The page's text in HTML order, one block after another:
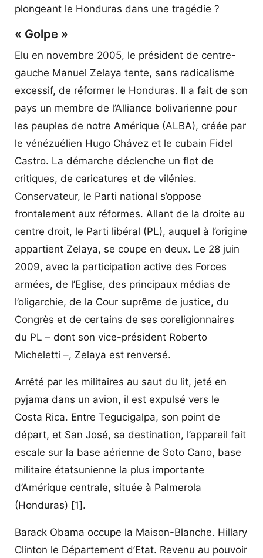
plongeant le Honduras dans une tragédie ?
« Golpe »
Elu en novembre 2005, le président de centre-
gauche Manuel Zelaya tente, sans radicalisme
excessif, de réformer le Honduras. Il a fait de son
pays un membre de l’Alliance bolivarienne pour
les peuples de notre Amérique (ALBA), créée par
le vénézuélien Hugo Chávez et le cubain Fidel
Castro. La démarche déclenche un flot de
critiques, de caricatures et de vilénies.
Conservateur, le Parti national s’oppose
frontalement aux réformes. Allant de la droite au
centre droit, le Parti libéral (PL), auquel à l’origine
appartient Zelaya, se coupe en deux. Le 28 juin
2009, avec la participation active des Forces
armées, de l’Eglise, des principaux médias de
l’oligarchie, de la Cour suprême de justice, du
Congrès et de certains de ses coreligionnaires
du PL – dont son vice-président Roberto
Micheletti –, Zelaya est renversé.
Arrêté par les militaires au saut du lit, jeté en
pyjama dans un avion, il est expulsé vers le
Costa Rica. Entre Tegucigalpa, son point de
départ, et San José, sa destination, l’appareil fait
escale sur la base aérienne de Soto Cano, base
militaire étatsunienne la plus importante
d’Amérique centrale, située à Palmerola
(Honduras) [1].
Barack Obama occupe la Maison-Blanche. Hillary
Clinton le Département d’Etat. Revenu au pouvoir